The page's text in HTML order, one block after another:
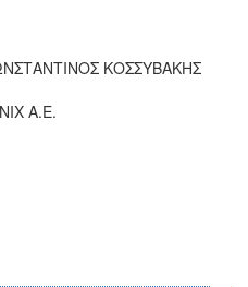
ΚΟΣΣΥΒΑΚΗΣ
Α.Ε.